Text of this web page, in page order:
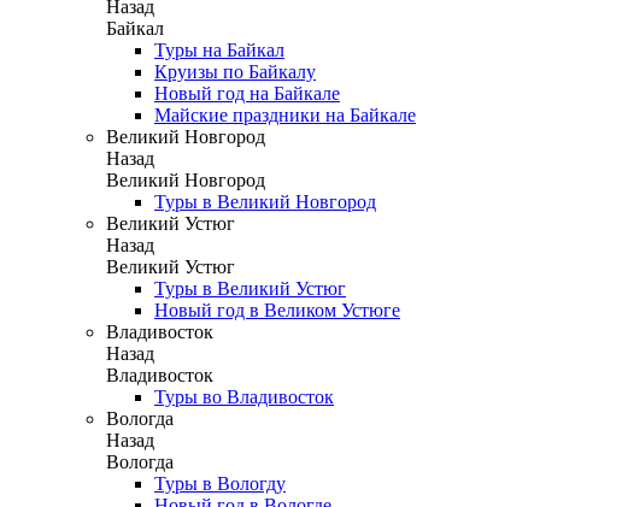
Назад
Байкал
Туры на Байкал
Круизы по Байкалу
Новый год на Байкале
Майские праздники на Байкале
Великий Новгород
Назад
Великий Новгород
Туры в Великий Новгород
Великий Устюг
Назад
Великий Устюг
Туры в Великий Устюг
Новый год в Великом Устюге
Владивосток
Назад
Владивосток
Туры во Владивосток
Вологда
Назад
Вологда
Туры в Вологду